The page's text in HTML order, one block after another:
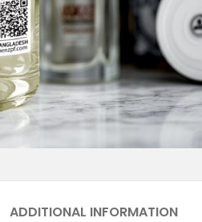
ADDITIONAL INFORMATION